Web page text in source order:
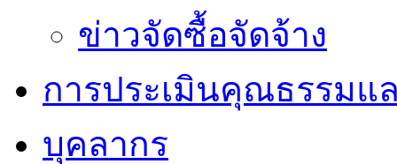
ข่าวจัดซื้อจัดจ้าง
การประเมินคุณธรรมแ
บุคลากร